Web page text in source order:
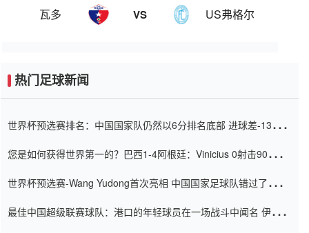
瓦多 VS US弗格尔
热门足球新闻
世界杯预选赛排名：中国国家队仍然以6分排名底部 进球差-13令人
您是如何获得世界第一的？巴西1-4阿根廷：Vinicius 0射击90分钟
世界杯预选赛-Wang Yudong首次亮相 中国国家足球队错过了世界
最佳中国超级联赛球队：港口的年轻球员在一场战斗中闻名 伊万放